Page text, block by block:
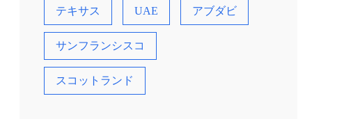
テキサス UAE アブダビ
サンフランシスコ
スコットランド